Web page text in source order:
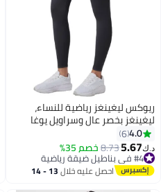
2
ريوكس ليغينغز رياضية للنساء،
ليغينغز بخصر عالٍ وسراويل يوغا
للنساء، ليغينغز ناعمة ومطاطية
للتحكم في البطن، سراويل رياضية
قابلة للتنفس، ليغينغز يوغا للتمارين
الرياضية والجري وغيرها، لون
جرافيت
4.0
6
د.ك‏5.67
8.73خصم 35%
#4 في بناطيل ضيقة رياضية
#4 في بناطيل ضيقة رياضية احصل عليه خلال 13 - 14